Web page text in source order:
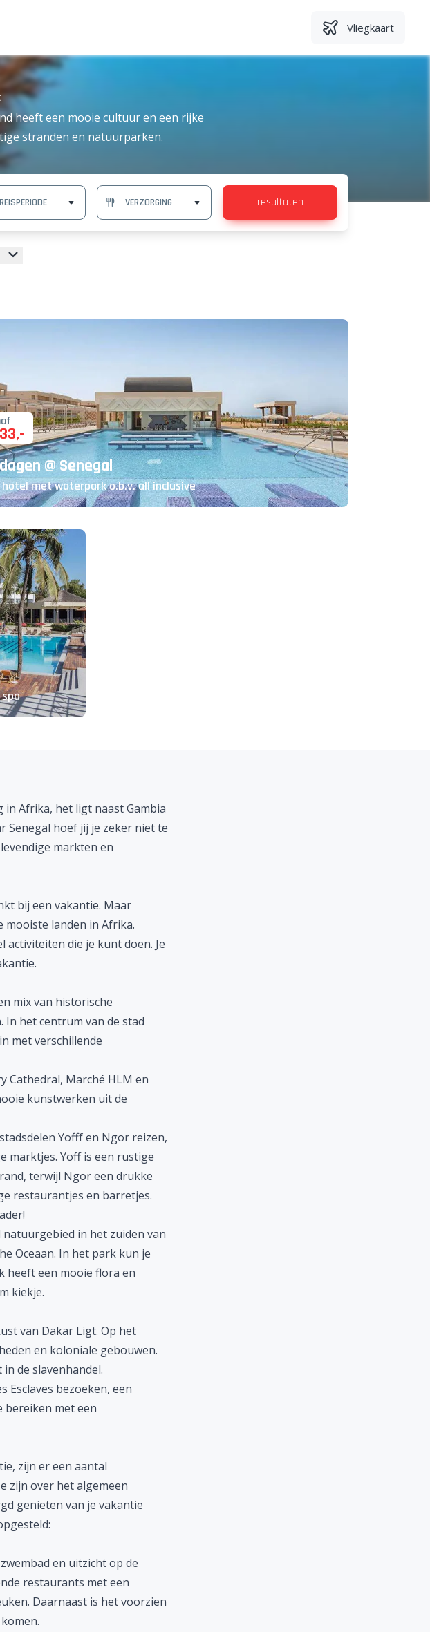
Vliegkaart
heeft een mooie cultuur en een rijke
stranden en natuurparken.
resultaten
,-
@ Senegal
met waterpark o.b.v. all inclusive
in Afrika, het ligt naastGambia
Senegal hoef jij je zeker niet te
markten en
bij een vakantie. Maar
mooiste landen in Afrika.
activiteiten die je kunt doen. Je
.
mix van historische
In het centrum van de stad
met verschillende
Cathedral, Marché HLM en
kunstwerken uit de
Yofff en Ngor reizen,
marktjes. Yoff is een rustige
terwijl Ngor een drukke
restaurantjes en barretjes.
in het zuiden van
Oceaan. In het park kun je
heeft een mooie flora en
kiekje.
van Dakar Ligt. Op het
en koloniale gebouwen.
de slavenhandel.
Esclaves bezoeken, een
bereiken met een
zijn er een aantal
zijn over het algemeen
genieten van je vakantie
en uitzicht op de
restaurants met een
Daarnaast is het voorzien